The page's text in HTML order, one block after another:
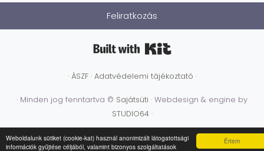
Értem
Weboldalunk sütiket (cookie-kat) használ anonimizált látogatottsági
információk gyűjtése céljából, valamint bizonyos szolgáltatások
Feliratkozás
· ÁSZF· Adatvédelemi tájékoztató ·
· Minden jog fenntartva © Sajátsüti · Webdesign & engine by
STUDIO64·